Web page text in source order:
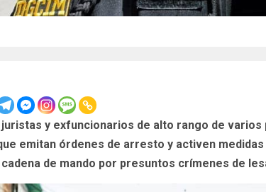
y exfuncionarios de alto rango de
emitan órdenes de arresto y activen
cadena de mando por presuntos crímenes de